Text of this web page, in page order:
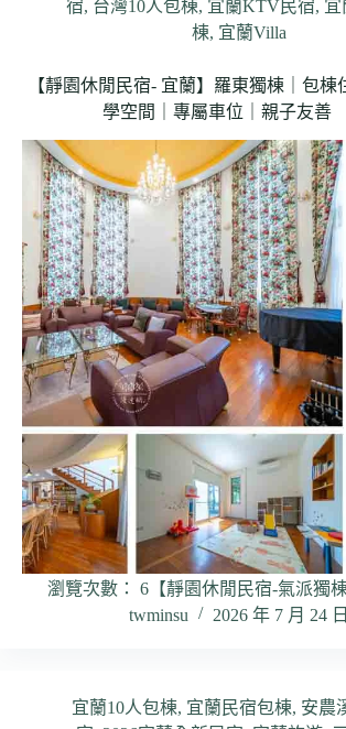
宿, 台灣10人包棟, 宜蘭KTV民宿, 宜
棟, 宜蘭Villa
【靜園休閒民宿- 宜蘭】羅東獨棟｜包棟
學空間｜專屬車位｜親子友善
瀏覽次數： 6【靜園休閒民宿-氣派獨
twminsu
2026 年 7 月 24 日
宜蘭10人包棟, 宜蘭民宿包棟, 安農